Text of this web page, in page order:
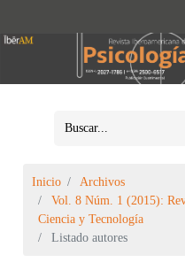
Inicio
Archivos
Vol. 8 Núm. 1 (2015):
Ciencia y Tecnología
Listado autores